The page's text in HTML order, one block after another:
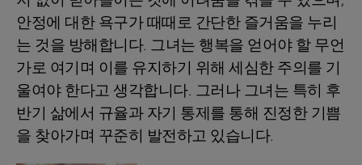
안정에 대한 욕구가 때때로 간단한 즐거움을 누리
는 것을 방해합니다. 그녀는 행복을 얻어야 할 무언
가로 여기며 이를 유지하기 위해 세심한 주의를 기
울여야 한다고 생각합니다. 그러나 그녀는 특히 후
반기 삶에서 규율과 자기 통제를 통해 진정한 기쁨
을 찾아가며 꾸준히 발전하고 있습니다.